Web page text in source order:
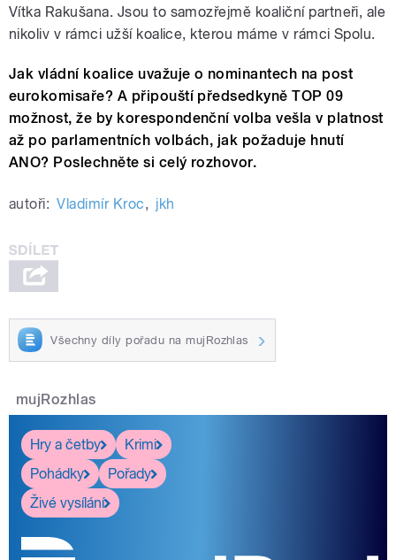
Vítka Rakušana. Jsou to samozřejmě koaliční partneři, ale
nikoliv v rámci užší koalice, kterou máme v rámci Spolu.
Jak vládní koalice uvažuje o nominantech na post
eurokomisaře? A připouští předsedkyně TOP 09
možnost, že by korespondenční volba vešla v platnost
až po parlamentních volbách, jak požaduje hnutí
ANO? Poslechněte si celý rozhovor.
autoři: Vladimír Kroc, jkh
Všechny díly pořadu na mujRozhlas
mujRozhlas
Hry a četby
Krimi
Pohádky
Pořady
Živé vysílání